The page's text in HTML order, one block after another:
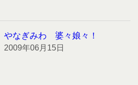
やなぎみわ 婆々娘々！
2009年06月15日